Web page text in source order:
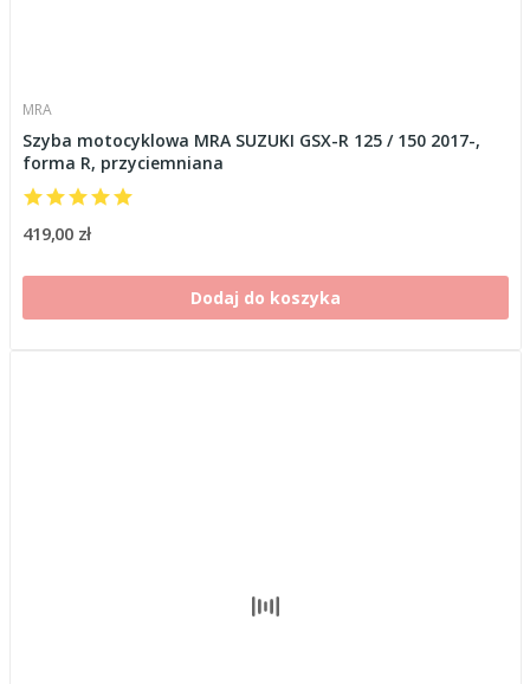
MRA
Szyba motocyklowa MRA SUZUKI GSX-R 125 / 150 2017-,
forma R, przyciemniana
419,00 zł
Dodaj do koszyka